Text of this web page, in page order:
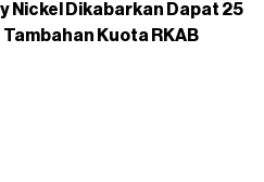
Nickel Dikabarkan Dapat 25
Kuota RKAB